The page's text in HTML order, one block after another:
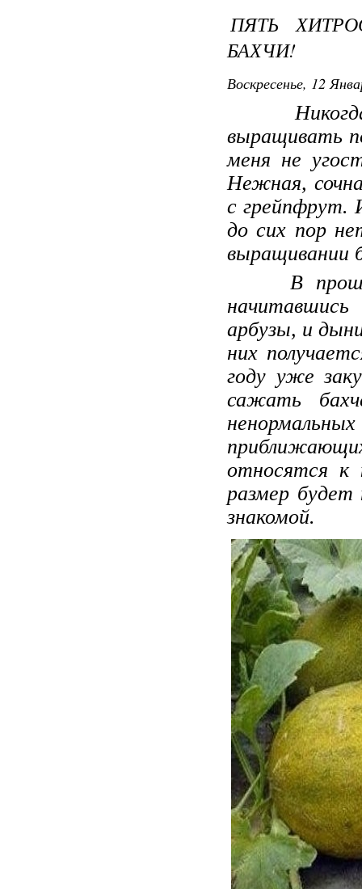
ПЯТЬ
БАХЧИ!
Воскресенье, 12
Никогда
выращивать
меня не
Нежная,
с грейпфрут.
до сих пор
выращивании
В прошлом
арбузы, и
них
году уже
сажать
относятся к
размер
знакомой.